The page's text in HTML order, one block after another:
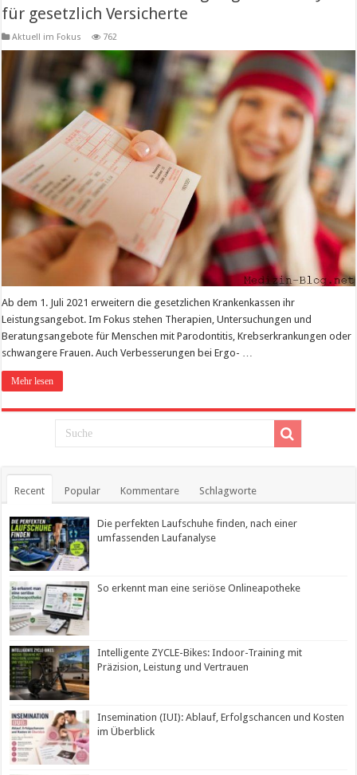
für gesetzlich Versicherte
Aktuell im Fokus 762
Ab dem 1. Juli 2021 erweitern die gesetzlichen Krankenkassen ihr
Leistungsangebot. Im Fokus stehen Therapien, Untersuchungen und
Beratungsangebote für Menschen mit Parodontitis, Krebserkrankungen oder
schwangere Frauen. Auch Verbesserungen bei Ergo- …
Mehr lesen
Recent Popular Kommentare Schlagworte
Die perfekten Laufschuhe finden, nach einer
umfassenden Laufanalyse
So erkennt man eine seriöse Onlineapotheke
Intelligente ZYCLE-Bikes: Indoor-Training mit
Präzision, Leistung und Vertrauen
Insemination (IUI): Ablauf, Erfolgschancen und Kosten
im Überblick